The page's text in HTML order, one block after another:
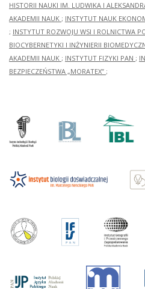
HISTORII NAUKI IM. LUDWIKA I
AKADEMII NAUK ; INSTYTUT NAUK
; INSTYTUT ROZWOJU WSI I ROLNICTWA
BIOCYBERNETYKI I INŻYNIERII
AKADEMII NAUK ; INSTYTUT FIZYKI PAN ;
BEZPIECZEŃSTWA „MORATEX” ;